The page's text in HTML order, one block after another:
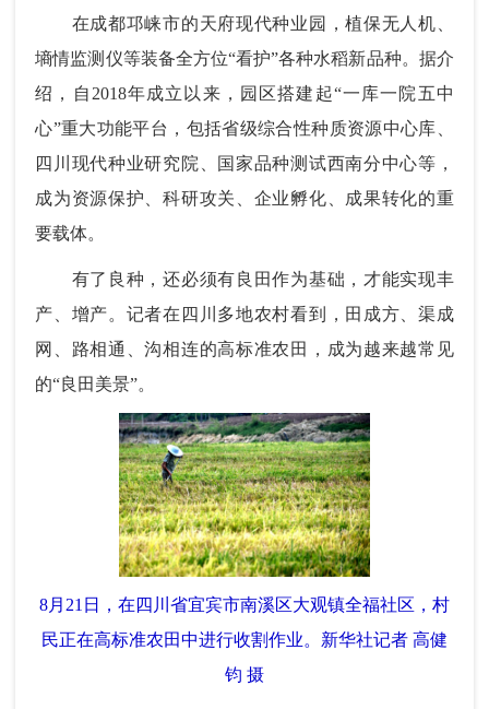
在成都邛崃市的天府现代种业园，植保无人机、
墒情监测仪等装备全方位“看护”各种水稻新品种。据介
绍，自2018年成立以来，园区搭建起“一库一院五中
心”重大功能平台，包括省级综合性种质资源中心库、
四川现代种业研究院、国家品种测试西南分中心等，
成为资源保护、科研攻关、企业孵化、成果转化的重
要载体。
有了良种，还必须有良田作为基础，才能实现丰
产、增产。记者在四川多地农村看到，田成方、渠成
网、路相通、沟相连的高标准农田，成为越来越常见
的“良田美景”。
8月21日，在四川省宜宾市南溪区大观镇全福社区，村
民正在高标准农田中进行收割作业。新华社记者 高健
钧 摄